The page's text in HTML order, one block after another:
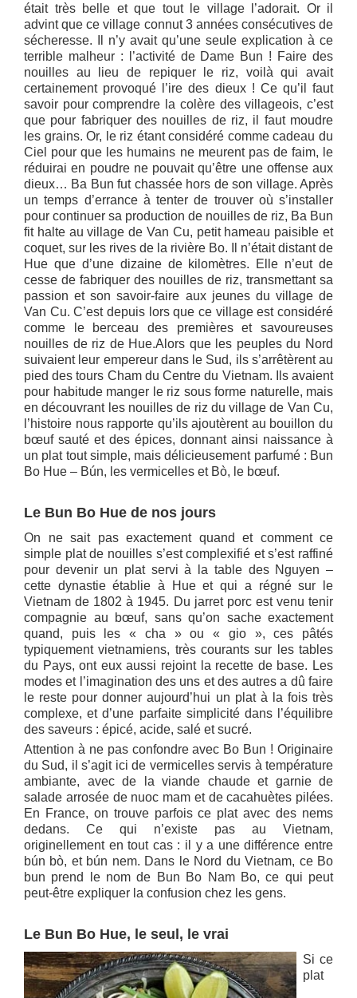
était très belle et que tout le village l’adorait. Or il
advint que ce village connut 3 années consécutives de
sécheresse. Il n’y avait qu’une seule explication à ce
terrible malheur : l’activité de Dame Bun ! Faire des
nouilles au lieu de repiquer le riz, voilà qui avait
certainement provoqué l’ire des dieux ! Ce qu’il faut
savoir pour comprendre la colère des villageois, c’est
que pour fabriquer des nouilles de riz, il faut moudre
les grains. Or, le riz étant considéré comme cadeau du
Ciel pour que les humains ne meurent pas de faim, le
réduirai en poudre ne pouvait qu’être une offense aux
dieux… Ba Bun fut chassée hors de son village. Après
un temps d’errance à tenter de trouver où s’installer
pour continuer sa production de nouilles de riz, Ba Bun
fit halte au village de Van Cu, petit hameau paisible et
coquet, sur les rives de la rivière Bo. Il n’était distant de
Hue que d’une dizaine de kilomètres. Elle n’eut de
cesse de fabriquer des nouilles de riz, transmettant sa
passion et son savoir-faire aux jeunes du village de
Van Cu. C’est depuis lors que ce village est considéré
comme le berceau des premières et savoureuses
nouilles de riz de Hue.Alors que les peuples du Nord
suivaient leur empereur dans le Sud, ils s’arrêtèrent au
pied des tours Cham du Centre du Vietnam. Ils avaient
pour habitude manger le riz sous forme naturelle, mais
en découvrant les nouilles de riz du village de Van Cu,
l’histoire nous rapporte qu’ils ajoutèrent au bouillon du
bœuf sauté et des épices, donnant ainsi naissance à
un plat tout simple, mais délicieusement parfumé : Bun
Bo Hue – Bún, les vermicelles et Bò, le bœuf.
Le Bun Bo Hue de nos jours
On ne sait pas exactement quand et comment ce
simple plat de nouilles s’est complexifié et s’est raffiné
pour devenir un plat servi à la table des Nguyen –
cette dynastie établie à Hue et qui a régné sur le
Vietnam de 1802 à 1945. Du jarret porc est venu tenir
compagnie au bœuf, sans qu’on sache exactement
quand, puis les « cha » ou « gio », ces pâtés
typiquement vietnamiens, très courants sur les tables
du Pays, ont eux aussi rejoint la recette de base. Les
modes et l’imagination des uns et des autres a dû faire
le reste pour donner aujourd’hui un plat à la fois très
complexe, et d’une parfaite simplicité dans l’équilibre
des saveurs : épicé, acide, salé et sucré.
Attention à ne pas confondre avec Bo Bun ! Originaire
du Sud, il s’agit ici de vermicelles servis à température
ambiante, avec de la viande chaude et garnie de
salade arrosée de nuoc mam et de cacahuètes pilées.
En France, on trouve parfois ce plat avec des nems
dedans. Ce qui n’existe pas au Vietnam,
originellement en tout cas : il y a une différence entre
bún bò, et bún nem. Dans le Nord du Vietnam, ce Bo
bun prend le nom de Bun Bo Nam Bo, ce qui peut
peut-être expliquer la confusion chez les gens.
Le Bun Bo Hue, le seul, le vrai
Si ce
plat